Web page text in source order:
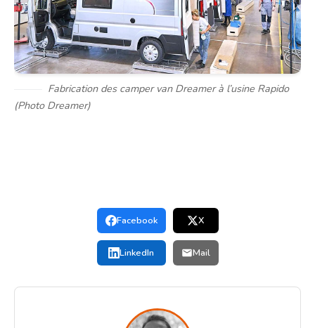
Fabrication des camper van Dreamer à l’usine Rapido
(Photo Dreamer)
Facebook X
LinkedIn Mail